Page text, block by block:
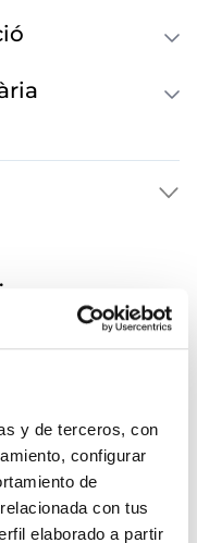
y de terceros, con
configurar
de
con tus
elaborado a partir
extrafins